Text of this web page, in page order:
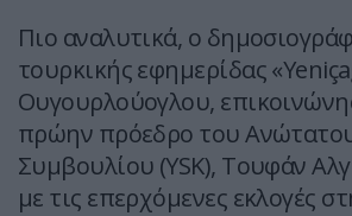
Πιο αναλυτικά, ο
τουρκικής εφημερίδας
Ουγουρλούογλου,
πρώην πρόεδρο του
Συμβουλίου (YSK), Τουφάν
με τις επερχόμενες εκλογές